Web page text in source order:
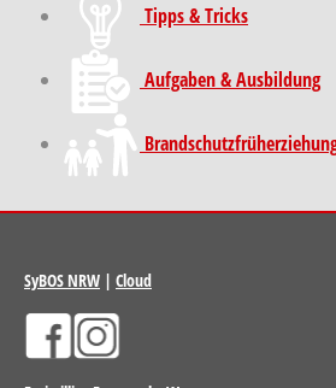
Tipps & Tricks
Aufgaben & Ausbildung
SyBOS NRW | Cloud